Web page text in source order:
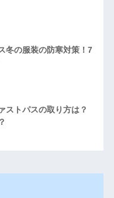
冬の服装の防寒対策！7
ストパスの取り方は？